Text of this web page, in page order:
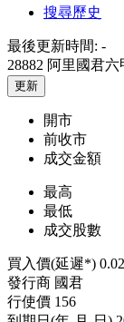
搜尋歷史
最後更新時間: -
28882 阿里國君六
更新
開市
前收市
成交金額
最高
最低
成交股數
買入價(延遲*)
發行商 國君
行使價 156